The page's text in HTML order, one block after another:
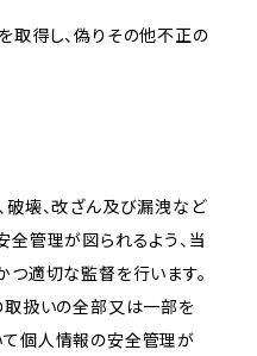
取得し、偽りその他不正の
破壊、改ざん及び漏洩など
全管理が図られるよう、当
つ適切な監督を行います。
取扱いの全部又は一部を
て個人情報の安全管理が